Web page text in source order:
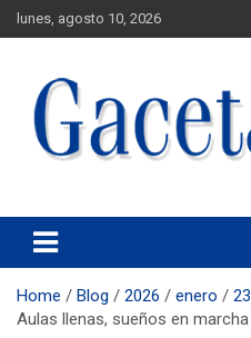
lunes, agosto 10, 2026
Gaceta UACJ
Home Blog 2026 enero
23
Aulas llenas, sueños en marcha